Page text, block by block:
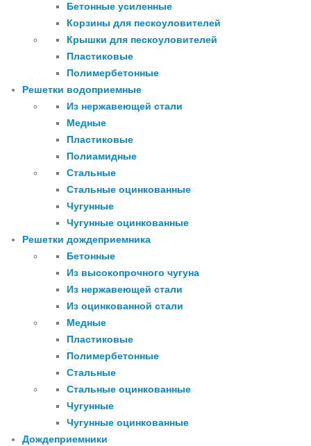
Бетонные усиленные
Корзины для пескоуловителей
Крышки для пескоуловителей
Пластиковые
Полимербетонные
Решетки водоприемные
Из нержавеющей стали
Медные
Пластиковые
Полиамидные
Стальные
Стальные оцинкованные
Чугунные
Чугунные оцинкованные
Решетки дождеприемника
Бетонные
Из высокопрочного чугуна
Из нержавеющей стали
Из оцинкованной стали
Медные
Пластиковые
Полимербетонные
Стальные
Стальные оцинкованные
Чугунные
Чугунные оцинкованные
Дождеприемники